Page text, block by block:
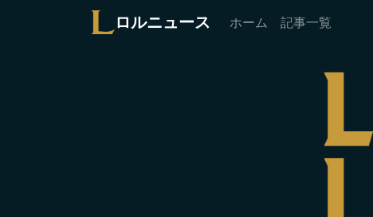
ロルニュース ホーム 記事一覧